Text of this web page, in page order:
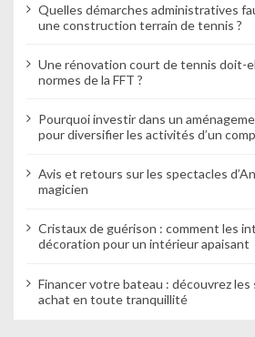
Quelles démarches administratives
une construction terrain de tennis ?
Une rénovation court de tennis doit-
normes de la FFT ?
Pourquoi investir dans un
pour diversifier les activités d’un
Avis et retours sur les spectacles
magicien
Cristaux de guérison : comment les
décoration pour un intérieur apaisant
Financer votre bateau : découvrez
achat en toute tranquillité